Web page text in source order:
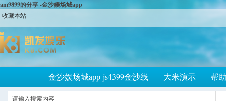
am9899的分享 -金沙娱场城app
收藏本站
金沙娱场城app-js4399金沙线 大米演示 帮